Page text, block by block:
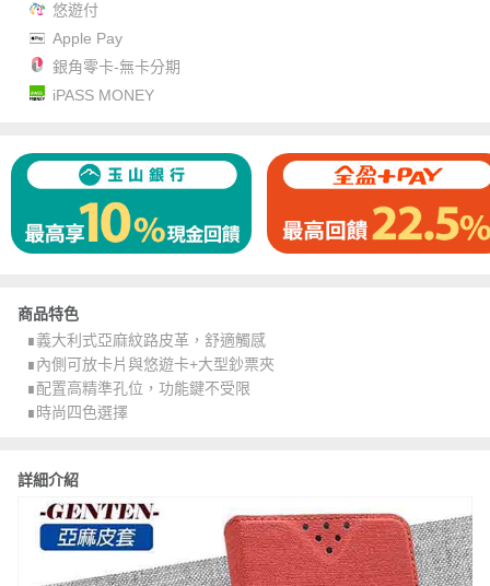
悠遊付
Apple Pay
銀角零卡-無卡分期
iPASS MONEY
商品特色
∎義大利式亞麻紋路皮革，舒適觸感
∎內側可放卡片與悠遊卡+大型鈔票夾
∎配置高精準孔位，功能鍵不受限
∎時尚四色選擇
詳細介紹